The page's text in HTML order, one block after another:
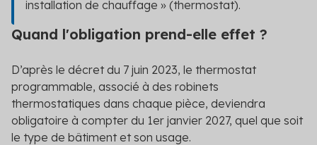
installation de chauffage » (thermostat).
Quand l'obligation prend-elle effet ?
D’après le décret du 7 juin 2023, le thermostat
programmable, associé à des robinets
thermostatiques dans chaque pièce, deviendra
obligatoire à compter du 1er janvier 2027, quel que soit
le type de bâtiment et son usage.